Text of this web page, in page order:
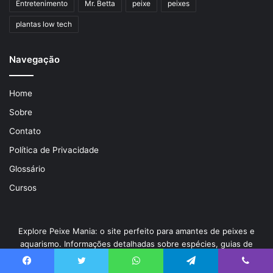
Entretenimento Mr. Betta peixe peixes
plantas low tech
Navegação
Home
Sobre
Contato
Política de Privacidade
Glossário
Cursos
Explore Peixe Mania: o site perfeito para amantes de peixes e
aquarismo. Informações detalhadas sobre espécies, guias de
configuração e manutenção de aquários, e uma comunidade